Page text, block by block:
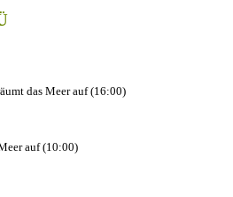
das Meer auf(16:00)
auf(10:00)